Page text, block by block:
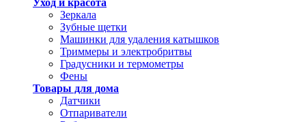
Уход и красота
Зеркала
Зубные щетки
Машинки для удаления катышков
Триммеры и электробритвы
Градусники и термометры
Фены
Товары для дома
Датчики
Отпариватели